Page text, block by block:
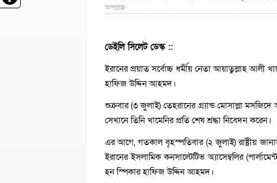
অপরাহ্ন
ডেইলি সিলেট ডেস্ক ::
ইরানের প্রয়াত সর্বোচ্চ ধর্মীয় নেতা আয়াতুল্লাহ আলী
হাফিজ উদ্দিন আহমদ।
শুক্রবার (৩ জুলাই) তেহরানের গ্র্যান্ড মোসাল্লা মসজিদে
সেখানে তিনি খামেনির প্রতি শেষ শ্রদ্ধা নিবেদন করেন।
এর আগে, গতকাল বৃহস্পতিবার (২ জুলাই) রাষ্ট্রীয়
ইরানের ইসলামিক কনসাল্টেটিভ অ্যাসেম্বলির
হন স্পিকার হাফিজ উদ্দিন আহমদ।